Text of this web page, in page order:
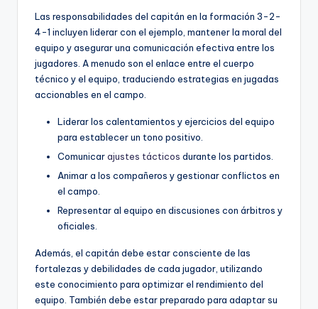
Las responsabilidades del capitán en la formación 3-2-
4-1 incluyen liderar con el ejemplo, mantener la moral del
equipo y asegurar una comunicación efectiva entre los
jugadores. A menudo son el enlace entre el cuerpo
técnico y el equipo, traduciendo estrategias en jugadas
accionables en el campo.
Liderar los calentamientos y ejercicios del equipo
para establecer un tono positivo.
Comunicarajustes tácticos durante los partidos.
Animar a los compañeros y gestionar conflictos en
el campo.
Representar al equipo en discusiones con árbitros y
oficiales.
Además, el capitán debe estar consciente de las
fortalezas y debilidades de cada jugador, utilizando
este conocimiento para optimizar el rendimiento del
equipo. También debe estar preparado para adaptar su